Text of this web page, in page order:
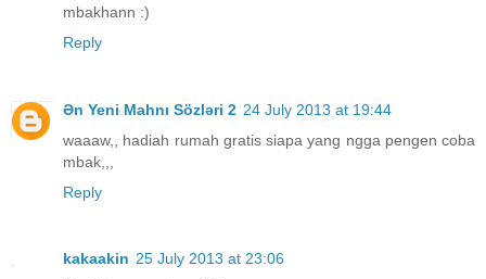
mbakhann :)
Reply
Ən Yeni Mahnı Sözləri 2 24 July 2013 at 19:44
waaaw,, hadiah rumah gratis siapa yang ngga pengen coba
mbak,,,
Reply
kakaakin 25 July 2013 at 23:06